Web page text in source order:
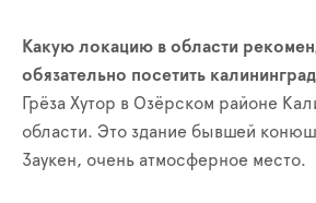
Какую локацию в области
обязательно посетить
Грёза Хутор в Озёрском районе
области. Это здание бывшей
Заукен, очень атмосферное место.